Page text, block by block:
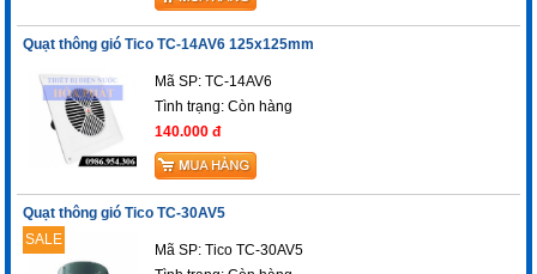
Quạt thông gió Tico TC-14AV6 125x125mm
Mã SP: TC-14AV6
Tình trạng:Còn hàng
140.000 đ
Quạt thông gió Tico TC-30AV5
SALE
Mã SP: Tico TC-30AV5